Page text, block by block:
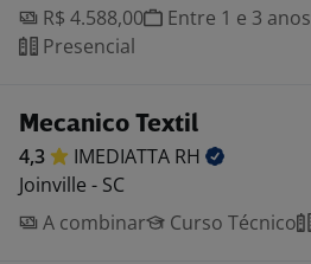
R$ 4.588,00
Entre 1 e 3 anos
Presencial
Mecanico Textil
4,3 IMEDIATTA RH
Joinville - SC
A combinar
Curso Técnico